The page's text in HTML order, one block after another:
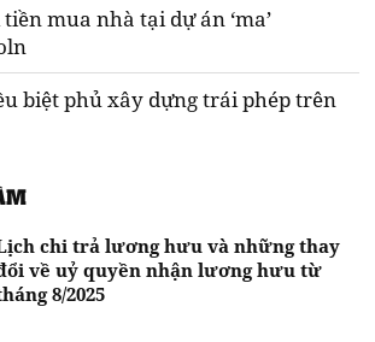
mua nhà tại dự án ‘ma’
biệt phủ xây dựng trái phép trên
chi trả lương hưu và những thay
về uỷ quyền nhận lương hưu từ
8/2025